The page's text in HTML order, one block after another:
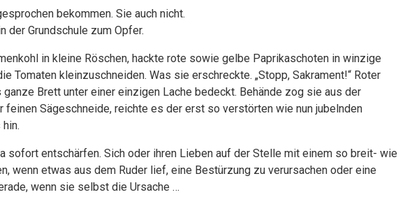
bekommen. Sie auch nicht.
der Grundschule zum Opfer.
in kleine Röschen, hackte rote sowie gelbe Paprikaschoten in winzige
Tomaten kleinzuschneiden. Was sie erschreckte. „Stopp, Sakrament!“ Roter
Brett unter einer einzigen Lache bedeckt. Behände zog sie aus der
Sägeschneide, reichte es der erst so verstörten wie nun jubelnden
sofort entschärfen. Sich oder ihren Lieben auf der Stelle mit einem so breit- wie
wenn etwas aus dem Ruder lief, eine Bestürzung zu verursachen oder eine
wenn sie selbst die Ursache …